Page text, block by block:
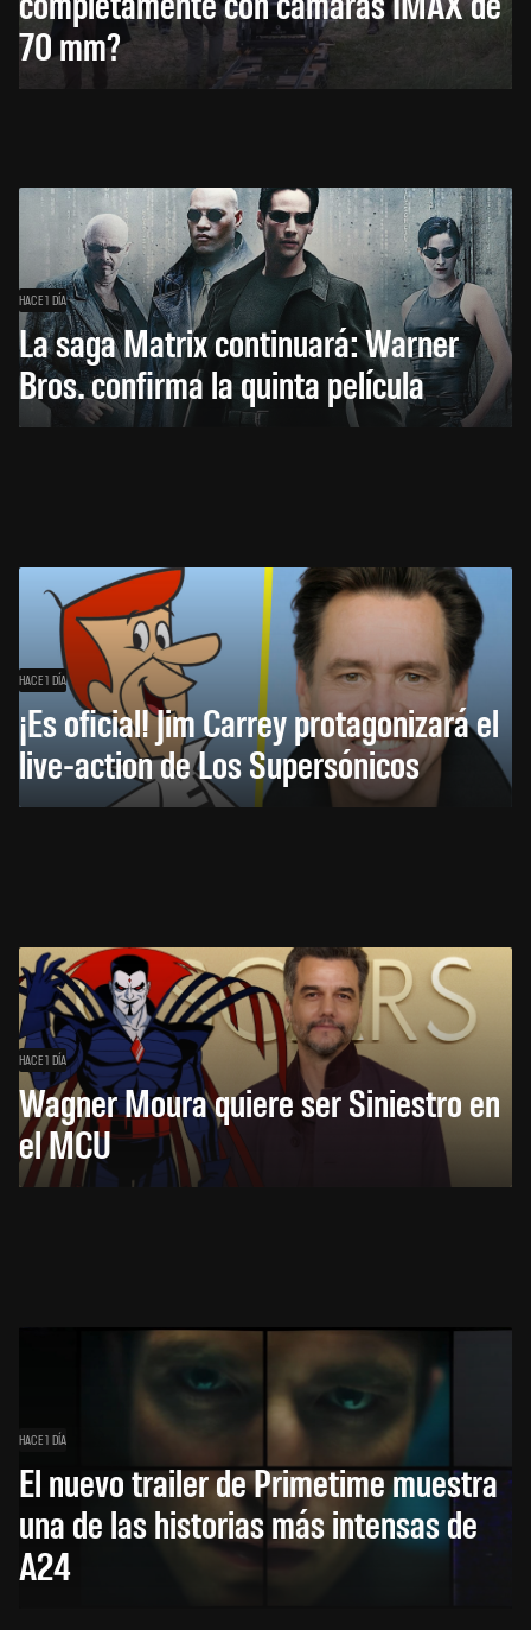
70 mm?
HACE 1 DÍA
La saga Matrix continuará: Warner
Bros. confirma la quinta película
HACE 1 DÍA
¡Es oficial! Jim Carrey protagonizará el
live-action de Los Supersónicos
HACE 1 DÍA
Wagner Moura quiere ser Siniestro en
el MCU
HACE 1 DÍA
El nuevo trailer de Primetime muestra
una de las historias más intensas de
A24